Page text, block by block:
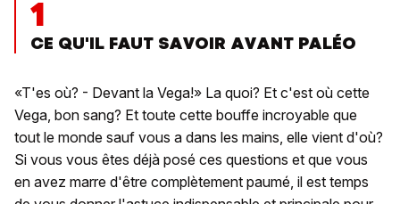
1
CE QU'IL FAUT SAVOIR AVANT PALÉO
«T'es où? - Devant la Vega!» La quoi? Et c'est où cette
Vega, bon sang? Et toute cette bouffe incroyable que
tout le monde sauf vous a dans les mains, elle vient d'où?
Si vous vous êtes déjà posé ces questions et que vous
en avez marre d'être complètement paumé, il est temps